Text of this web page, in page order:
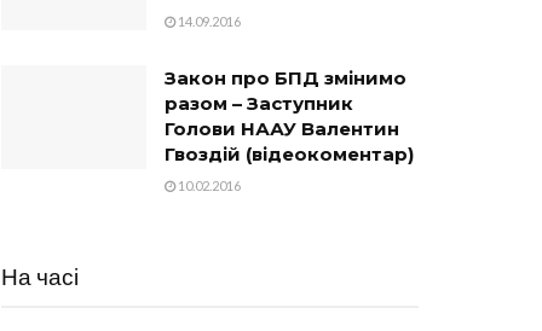
14.09.2016
Закон про БПД змінимо
разом – Заступник
Голови НААУ Валентин
Гвоздій (відеокоментар)
10.02.2016
На часі